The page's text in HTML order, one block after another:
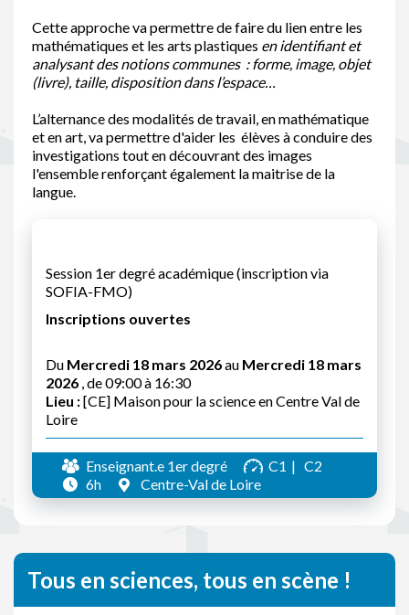
Cette approche va permettre de faire du lien entre les
mathématiques et les arts plastiques en identifiant et
analysant desnotions communes : forme, image, objet
(livre), taille, disposition dans l’espace…
L’alternance des modalités de travail, en mathématique
et en art, va permettre d'aider les élèves à conduire des
investigations tout en découvrant des images
l'ensemble renforçant également la maitrise de la
langue.
Session 1er degré académique (inscription via
SOFIA-FMO)
Inscriptions ouvertes
Du Mercredi 18 mars 2026au Mercredi 18 mars
2026 , de 09:00 à 16:30
Lieu :[CE] Maison pour la science en Centre Val de
Loire
Enseignant.e 1er degré C1
C2
6h
Centre-Val de Loire
Tous en sciences, tous en scène !